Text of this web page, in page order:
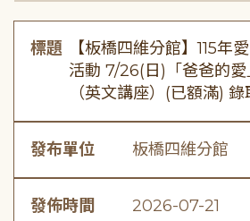
標題
【板橋四維分館】115年
活動 7/26(日)「爸爸的
（英文講座）(已額滿)
發布單位 板橋四維分館
發佈時間 2026-07-21